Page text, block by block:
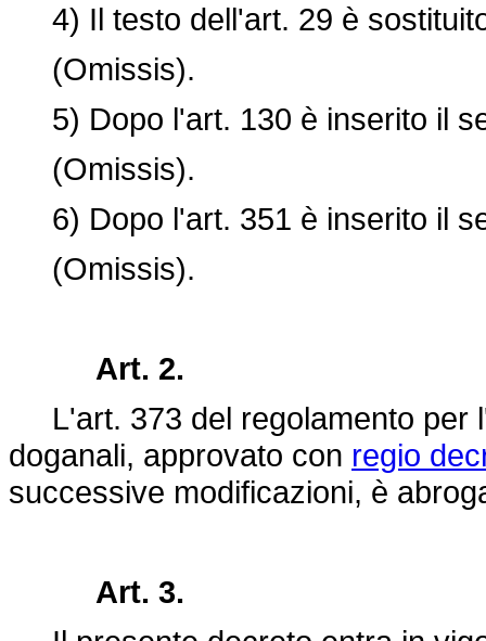
4) Il testo dell'art. 29 è
(Omissis).
5) Dopo l'art. 130 è inserito il
(Omissis).
6) Dopo l'art. 351 è inserito il
(Omissis).
Art. 2.
L'art. 373 del regolamento per
doganali, approvato con regio
successive modificazioni, è
Art. 3.